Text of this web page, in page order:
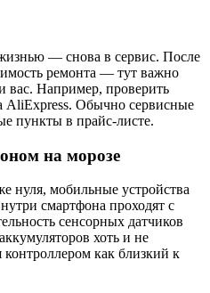
— снова в сервис. После
ремонта — тут важно
вас. Например, проверить
AliExpress. Обычно сервисные
пункты в прайс-листе.
на морозе
нуля, мобильные устройства
смартфона проходят с
сенсорных датчиков
хоть и не
контроллером как близкий к